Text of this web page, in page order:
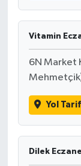
Vitamin
6N Market
Yol
Dilek